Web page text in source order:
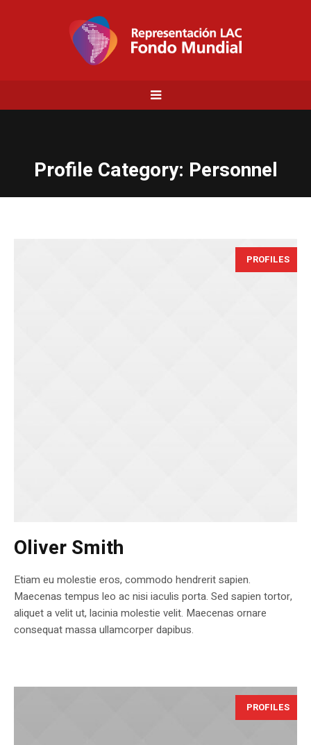
Profile Category: Personnel
PROFILES
Oliver Smith
Etiam eu molestie eros, commodo hendrerit sapien.
Maecenas tempus leo ac nisi iaculis porta. Sed sapien tortor,
aliquet a velit ut, lacinia molestie velit. Maecenas ornare
consequat massa ullamcorper dapibus.
PROFILES